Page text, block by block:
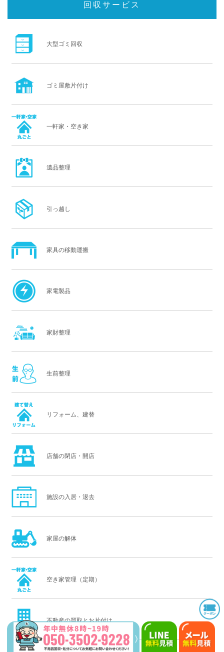
回収サービス
大型ゴミ回収
ゴミ屋敷片付け
一軒家・空き家
遺品整理
引っ越し
家具の移動運搬
家電製品
家財整理
生前整理
リフォーム、建替
店舗の閉店・開店
施設の入居・退去
家屋の解体
空き家管理（定期）
不動産の買取とお片付け